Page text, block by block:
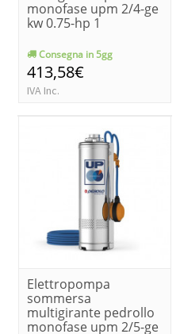
monofase upm 2/4-ge
kw 0.75-hp 1
Consegna in 5gg
413,58€
IVA Inc.
Elettropompa
sommersa
multigirante pedrollo
monofase upm 2/5-ge